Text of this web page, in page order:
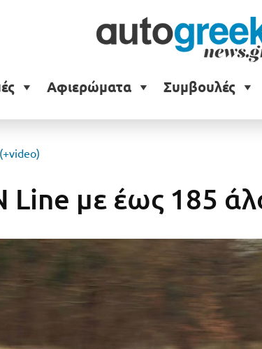
Αφιερώματα Συμβουλές
Line με έως 185